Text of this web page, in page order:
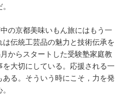
中の京都美味いもん旅にはもう一
伝統工芸品の魅力と技術伝承を
からスタートした受験塾家庭教
大切にしている。応援される一
る。そういう時にこそ，力を発